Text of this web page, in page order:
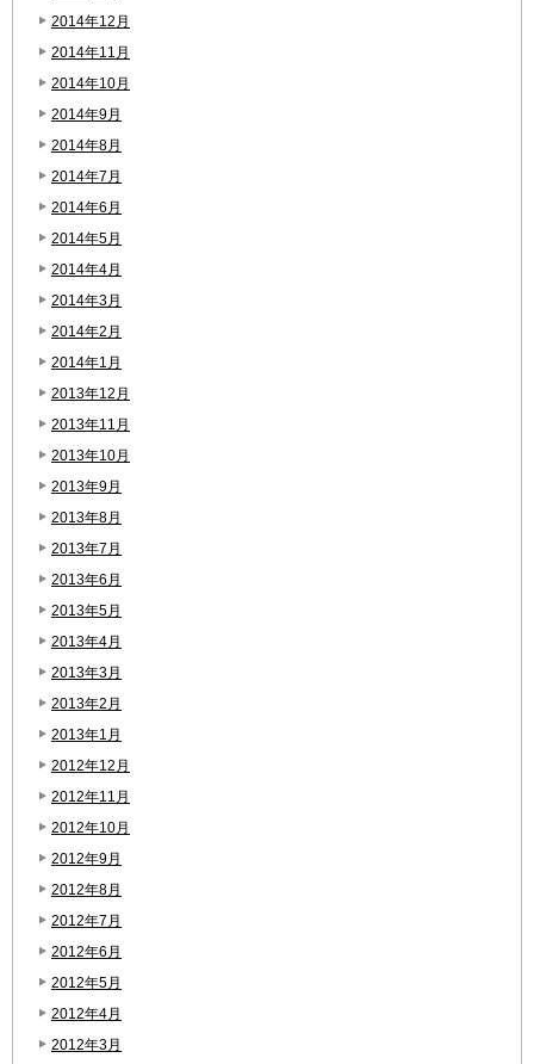
2014年12月
2014年11月
2014年10月
2014年9月
2014年8月
2014年7月
2014年6月
2014年5月
2014年4月
2014年3月
2014年2月
2014年1月
2013年12月
2013年11月
2013年10月
2013年9月
2013年8月
2013年7月
2013年6月
2013年5月
2013年4月
2013年3月
2013年2月
2013年1月
2012年12月
2012年11月
2012年10月
2012年9月
2012年8月
2012年7月
2012年6月
2012年5月
2012年4月
2012年3月